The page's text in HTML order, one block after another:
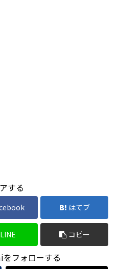
する
はてブ
LINE コピー
フォローする